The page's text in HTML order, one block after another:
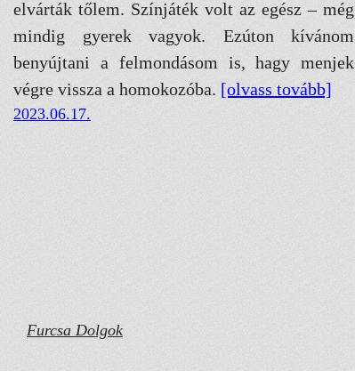
elvárták tőlem. Színjáték volt az egész – még
mindig gyerek vagyok. Ezúton kívánom
benyújtani a felmondásom is, hagy menjek
végre vissza a homokozóba. [olvass tovább]
2023.06.17.
Furcsa Dolgok